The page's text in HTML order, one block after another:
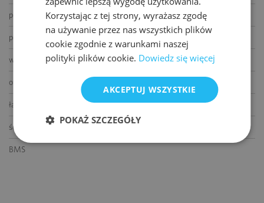
podnoszone podłogi
podwieszane sufity
wykładziny
otwierane okna
łącze światłowodowe
ścianki działowe
BMS
Korzystając z tej strony, wyrażasz zgodę
na używanie przez nas wszystkich plików
cookie zgodnie z warunkami naszej
polityki plików cookie. Dowiedz się więcej
AKCEPTUJ WSZYSTKIE
POKAŻ SZCZEGÓŁY